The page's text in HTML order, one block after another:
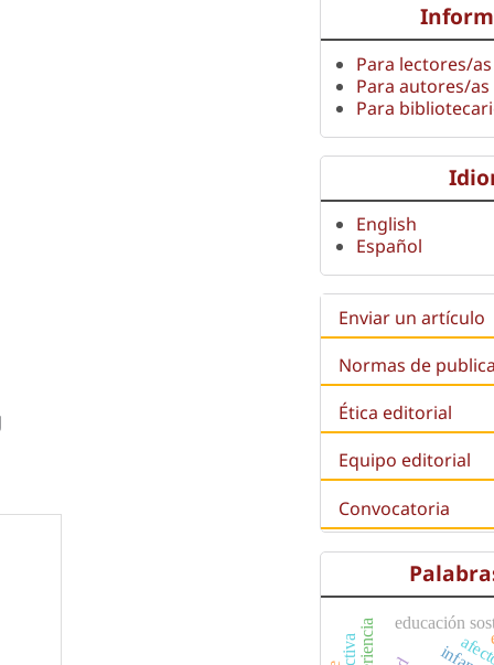
Para lectores/as
Para autores/as
Para
English
Español
Enviar un artículo
Normas de
Ética editorial
Equipo editorial
Convocatoria
educación